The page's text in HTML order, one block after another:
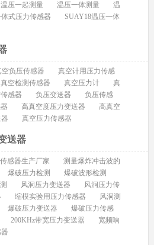
温压一起测量 温压一体测量
温
式压力传感器
SUAY18温压一体
空负压传感器
真空计用压力传感
真空检测传感器 真空压力计
真
感器 负压变送器
负压传感
高真空度压力变送器
高真空
真空压力传感器
送器
感器生产厂家
测量爆炸冲击波的
爆破压力检测
爆破波形检测
风洞压力变送器
风洞压力传
缩模实验用压力传感器
风洞测
爆破压力变送器
爆破压力传感
200KHz带宽压力变送器
宽频响